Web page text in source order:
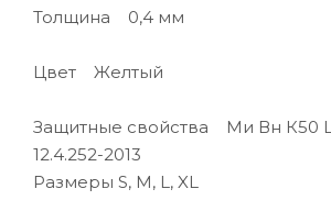
Толщина 0,4 мм
Цвет Желтый
Защитные свойства Ми Вн К50
12.4.252-2013
Размеры S, M, L, XL